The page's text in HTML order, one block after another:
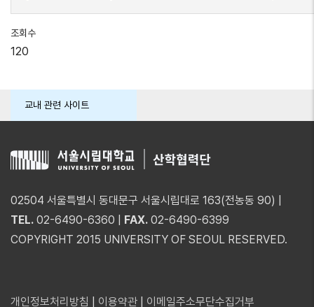
조회수
120
교내 관련 사이트
02504 서울특별시 동대문구 서울시립대로 163(전농동 90) |
TEL. 02-6490-6360 | FAX. 02-6490-6399
COPYRIGHT 2015 UNIVERSITY OF SEOUL RESERVED.
개인정보처리방침 이용약관 이메일주소무단수집거부